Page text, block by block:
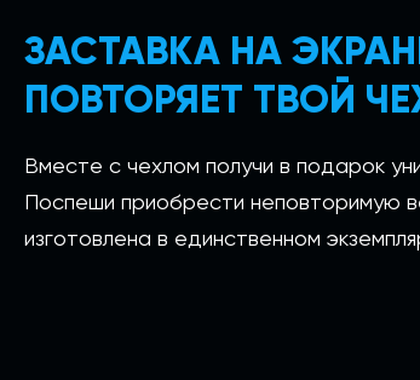
ЗАСТАВКА НА
ПОВТОРЯЕТ ТВОЙ
Вместе с чехлом получи в подарок
Поспеши приобрести неповторимую
изготовлена в единственном